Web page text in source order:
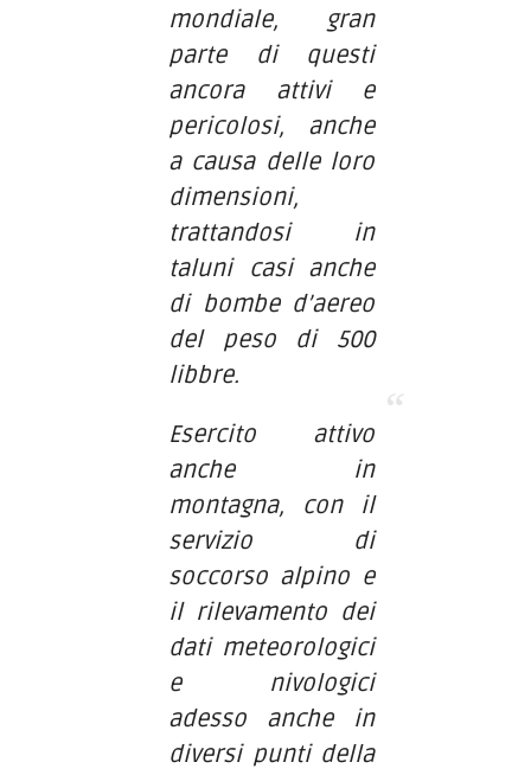
mondiale, gran
parte di questi
ancora attivi e
pericolosi, anche
a causa delle loro
dimensioni,
trattandosi in
taluni casi anche
di bombe d’aereo
del peso di 500
libbre.
Esercito attivo
anche in
montagna, con il
servizio di
soccorso alpino e
il rilevamento dei
dati meteorologici
e nivologici
adesso anche in
diversi punti della